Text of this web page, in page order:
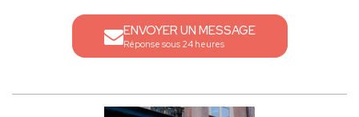
ENVOYER UN MESSAGE
Réponse sous 24 heures